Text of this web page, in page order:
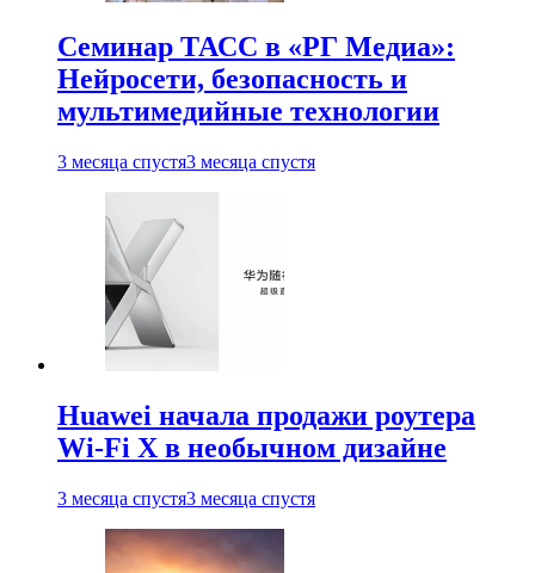
Семинар ТАСС в «РГ Медиа»:
Нейросети, безопасность и
мультимедийные технологии
3 месяца спустя3 месяца спустя
Huawei начала продажи роутера
Wi-Fi X в необычном дизайне
3 месяца спустя3 месяца спустя